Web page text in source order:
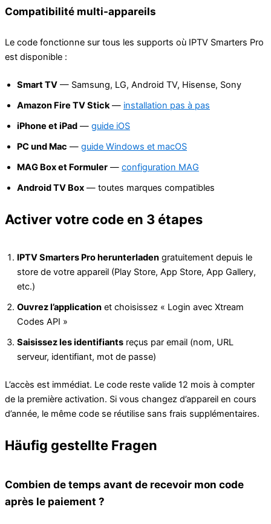
Compatibilité multi-appareils
Le code fonctionne sur tous les supports où IPTV Smarters Pro
est disponible :
Smart TV — Samsung, LG, Android TV, Hisense, Sony
Amazon Fire TV Stick— installation pas à pas
iPhone et iPad — guide iOS
PC und Mac — guide Windows et macOS
MAG Box et Formuler — configuration MAG
Android TV Box — toutes marques compatibles
Activer votre code en 3 étapes
IPTV Smarters Pro herunterladen gratuitement depuis le
store de votre appareil (Play Store, App Store, App Gallery,
etc.)
Ouvrez l’application et choisissez « Login avec Xtream
Codes API »
Saisissez les identifiants reçus par email (nom, URL
serveur, identifiant, mot de passe)
L’accès est immédiat. Le code reste valide 12 mois à compter
de la première activation. Si vous changez d’appareil en cours
d’année, le même code se réutilise sans frais supplémentaires.
Häufig gestellte Fragen
Combien de temps avant de recevoir mon code
après le paiement ?